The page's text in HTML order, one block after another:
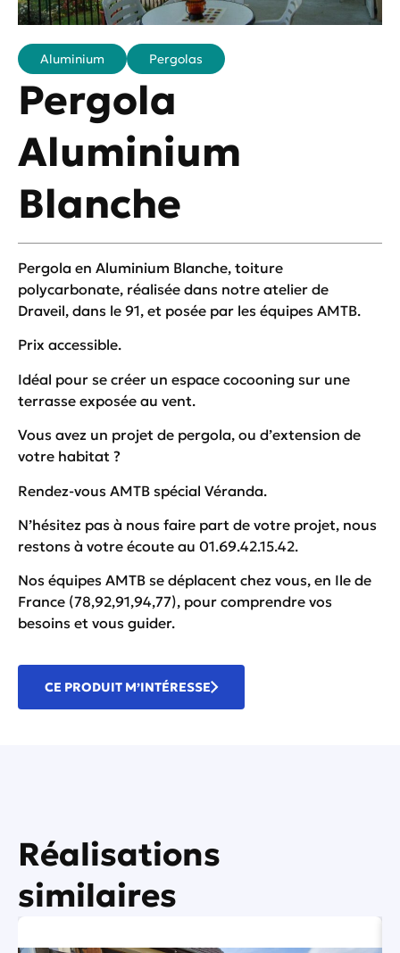
Aluminium Pergolas
Pergola
Aluminium
Blanche
Pergola en Aluminium Blanche, toiture
polycarbonate, réalisée dans notre atelier de
Draveil, dans le 91, et posée par les équipes AMTB.
Prix accessible.
Idéal pour se créer un espace cocooning sur une
terrasse exposée au vent.
Vous avez un projet de pergola, ou d’extension de
votre habitat ?
Rendez-vous AMTB spécial Véranda.
N’hésitez pas à nous faire part de votre projet, nous
restons à votre écoute au 01.69.42.15.42.
Nos équipes AMTB se déplacent chez vous, en Ile de
France (78,92,91,94,77), pour comprendre vos
besoins et vous guider.
CE PRODUIT M’INTÉRESSE
Réalisations
similaires